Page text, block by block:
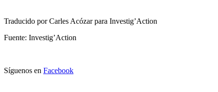
Traducido por Carles Acózar para Investig’Action
Fuente: Investig’Action
Síguenos en Facebook